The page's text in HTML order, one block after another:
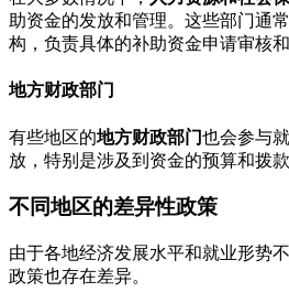
助资金的发放和管理。这些部门通
构，负责具体的补助资金申请审核和
地方财政部门
有些地区的地方财政部门也会参与
放，特别是涉及到资金的预算和拨款
不同地区的差异性政策
由于各地经济发展水平和就业形势
政策也存在差异。